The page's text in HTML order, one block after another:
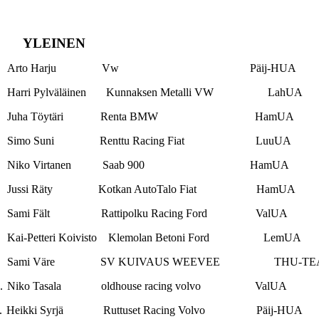
YLEINEN
Arto Harju Vw Päij-HUA
Harri Pylväläinen Kunnaksen Metalli VW LahUA
Juha Töytäri Renta BMW HamUA
Simo Suni Renttu Racing Fiat LuuUA
Niko Virtanen Saab 900 HamUA
Jussi Räty Kotkan AutoTalo Fiat HamUA
Sami Fält Rattipolku Racing Ford ValUA
Kai-Petteri Koivisto Klemolan Betoni Ford LemUA
Sami Väre SV KUIVAUS WEEVEE THU-
Niko Tasala oldhouse racing volvo ValUA
Heikki Syrjä Ruttuset Racing Volvo Päij-HUA